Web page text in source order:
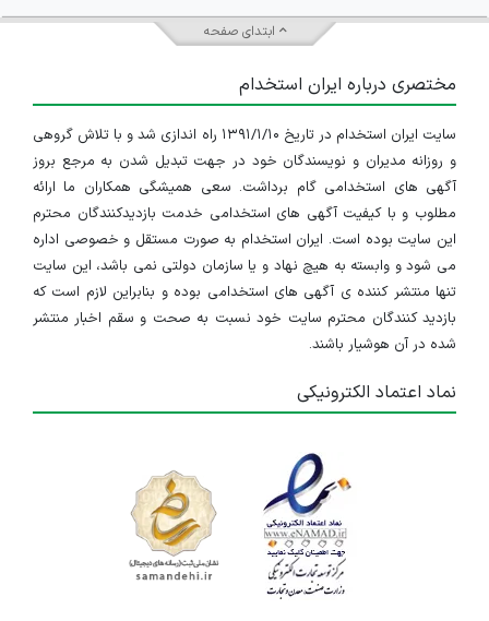
ابتدای صفحه
مختصری درباره ایران استخدام
سایت ایران استخدام در تاریخ ۱۳۹۱/۱/۱۰ راه اندازی شد و با تلاش گروهی
و روزانه مدیران و نویسندگان خود در جهت تبدیل شدن به مرجع بروز
آگهی های استخدامی گام برداشت. سعی همیشگی همکاران ما ارائه
مطلوب و با کیفیت آگهی های استخدامی خدمت بازدیدکنندگان محترم
این سایت بوده است. ایران استخدام به صورت مستقل و خصوصی اداره
می شود و وابسته به هیچ نهاد و یا سازمان دولتی نمی باشد، این سایت
تنها منتشر کننده ی آگهی های استخدامی بوده و بنابراین لازم است که
بازدید کنندگان محترم سایت خود نسبت به صحت و سقم اخبار منتشر
شده در آن هوشیار باشند.
نماد اعتماد الکترونیکی